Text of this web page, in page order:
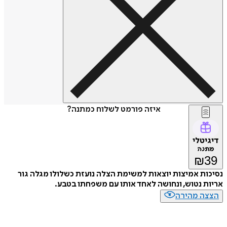
איזה פורמט לשלוח כמתנה?
דיגיטלי
מתנה
₪39
נסיכות אמיצות יוצאות למשימת הצלה נועזת כשלולו מגלה גור
אריות נטוש, ונחושה לאחד אותו עם משפחתו בטבע.
הצצה מהירה